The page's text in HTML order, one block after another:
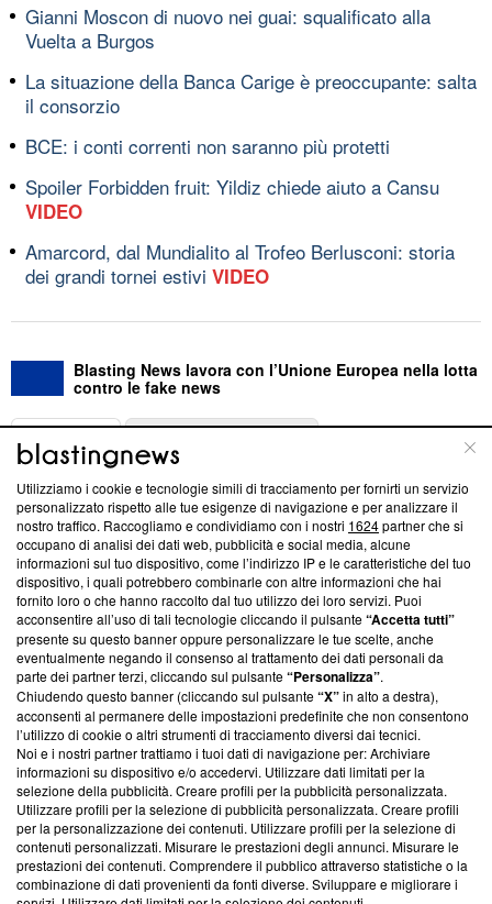
Gianni Moscon di nuovo nei guai: squalificato alla
Vuelta a Burgos
La situazione della Banca Carige è preoccupante: salta
il consorzio
BCE: i conti correnti non saranno più protetti
Spoiler Forbidden fruit: Yildiz chiede aiuto a Cansu
VIDEO
Amarcord, dal Mundialito al Trofeo Berlusconi: storia
dei grandi tornei estivi VIDEO
Blasting News lavora con l’Unione Europea nella lotta
contro le fake news
ABOUT
Questa sezione offre informazioni trasparenti su Blasting
News, sui nostri processi editoriali e su come ci impegniamo a
creare news di qualità. Inoltre, afferma la nostra aderenza a
‘Trust Project - News with Integrity’Blasting News non è
ancora membro del programma, ma ha richiesto di farne
parte; Trust Project non ha ancora effettuato una verifica di
conformità agli standard.
Su di noi
Team editoriale
Corporate
Redazione
Informativa Privacy
Cookie Policy
Utilizziamo i cookie e tecnologie simili di tracciamento per fornirti un servizio
personalizzato rispetto alle tue esigenze di navigazione e per analizzare il
nostro traffico. Raccogliamo e condividiamo con i nostri 1624partner che si
occupano di analisi dei dati web, pubblicità e social media, alcune
informazioni sul tuo dispositivo, come l’indirizzo IP e le caratteristiche del tuo
dispositivo, i quali potrebbero combinarle con altre informazioni che hai
fornito loro o che hanno raccolto dal tuo utilizzo dei loro servizi. Puoi
acconsentire all’uso di tali tecnologie cliccando il pulsante“Accetta tutti”
presente su questo banner oppure personalizzare le tue scelte, anche
eventualmente negando il consenso al trattamento dei dati personali da
parte dei partner terzi, cliccando sul pulsante“Personalizza”.
Chiudendo questo banner (cliccando sul pulsante“X”in alto a destra),
acconsenti al permanere delle impostazioni predefinite che non consentono
l’utilizzo di cookie o altri strumenti di tracciamento diversi dai tecnici.
Noi e i nostri partner trattiamo i tuoi dati di navigazione per: Archiviare
informazioni su dispositivo e/o accedervi. Utilizzare dati limitati per la
selezione della pubblicità. Creare profili per la pubblicità personalizzata.
Utilizzare profili per la selezione di pubblicità personalizzata. Creare profili
per la personalizzazione dei contenuti. Utilizzare profili per la selezione di
contenuti personalizzati. Misurare le prestazioni degli annunci. Misurare le
prestazioni dei contenuti. Comprendere il pubblico attraverso statistiche o la
combinazione di dati provenienti da fonti diverse. Sviluppare e migliorare i